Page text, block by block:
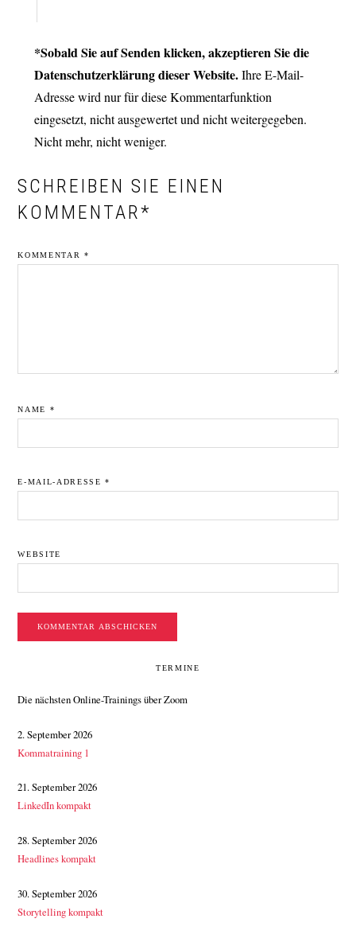
*Sobald Sie auf Senden klicken, akzeptieren Sie die
Datenschutzerklärung dieser Website.Ihre E-Mail-
Adresse wird nur für diese Kommentarfunktion
eingesetzt, nicht ausgewertet und nicht weitergegeben.
Nicht mehr, nicht weniger.
SCHREIBEN SIE EINEN
KOMMENTAR*
KOMMENTAR*
NAME *
E-MAIL-ADRESSE*
WEBSITE
TERMINE
Die nächsten Online-Trainings über Zoom
2. September 2026
Kommatraining 1
21. September 2026
LinkedIn kompakt
28. September 2026
Headlines kompakt
30. September 2026
Storytelling kompakt